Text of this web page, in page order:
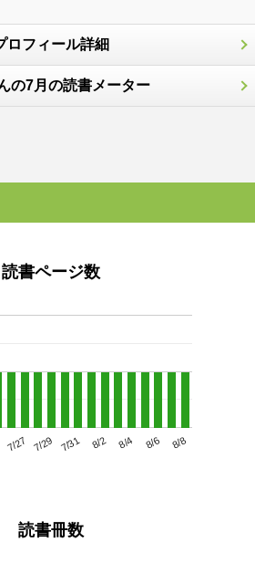
ロフィール詳細
の7月の読書メーター
読書ページ数
7/27 7/29 7/31 8/2 8/4 8/6 8/8
読書冊数